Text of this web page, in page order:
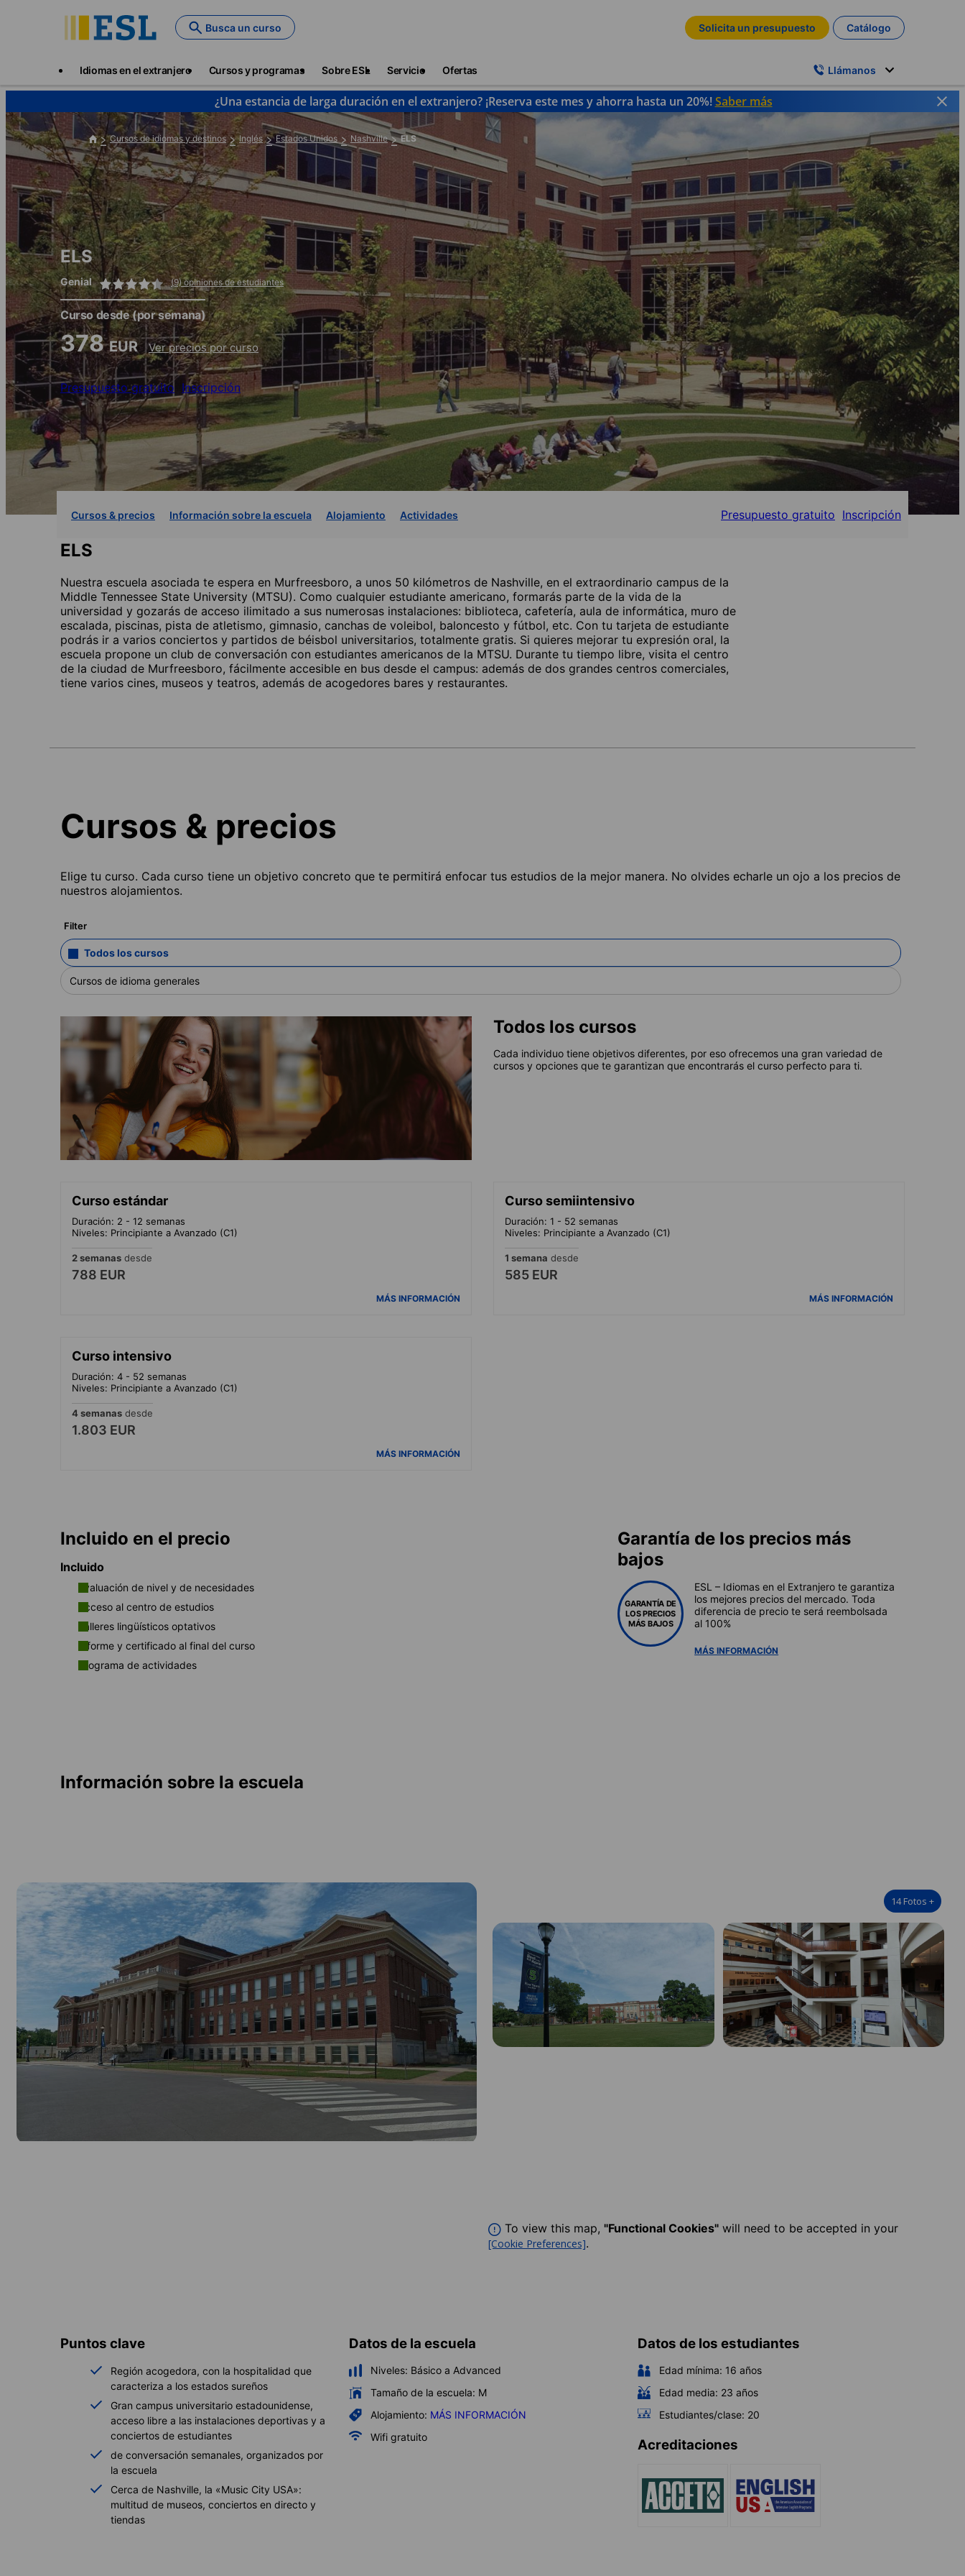
Busca un curso Solicita un presupuesto Catálogo
Idiomas en el extranjero Cursos y programas Sobre ESL Servicio Ofertas Llámanos
¿Una estancia de larga duración en el extranjero? ¡Reserva este mes y ahorra hasta un 20%!Saber más
Cursos de idiomas y destinos Inglés Estados Unidos Nashville ELS
ELS
Genial (9) opiniones de estudiantes
Curso desde(por semana)
378EUR Ver precios por curso
Presupuesto gratuito Inscripción
Cursos & precios Información sobre la escuela Alojamiento Actividades Presupuesto gratuito Inscripción
ELS
Nuestra escuela asociada te espera en Murfreesboro, a unos 50 kilómetros de Nashville, en el extraordinario campus de la
Middle Tennessee State University (MTSU). Como cualquier estudiante americano, formarás parte de la vida de la
universidad y gozarás de acceso ilimitado a sus numerosas instalaciones: biblioteca, cafetería, aula de informática, muro de
escalada, piscinas, pista de atletismo, gimnasio, canchas de voleibol, baloncesto y fútbol, etc. Con tu tarjeta de estudiante
podrás ir a varios conciertos y partidos de béisbol universitarios, totalmente gratis. Si quieres mejorar tu expresión oral, la
escuela propone un club de conversación con estudiantes americanos de la MTSU. Durante tu tiempo libre, visita el centro
de la ciudad de Murfreesboro, fácilmente accesible en bus desde el campus: además de dos grandes centros comerciales,
tiene varios cines, museos y teatros, además de acogedores bares y restaurantes.
Cursos & precios
Elige tu curso. Cada curso tiene un objetivo concreto que te permitirá enfocar tus estudios de la mejor manera. No olvides echarle un ojo a los precios de
nuestros alojamientos.
Filter
Todos los cursos
Cursos de idioma generales
Todos los cursos
Cada individuo tiene objetivos diferentes, por eso ofrecemos una gran variedad de
cursos y opciones que te garantizan que encontrarás el curso perfecto para ti.
Curso estándar
Duración: 2 - 12 semanas
Niveles: Principiante a Avanzado (C1)
2 semanas desde
788 EUR
MÁS INFORMACIÓN
Curso semiintensivo
Duración: 1 - 52 semanas
Niveles: Principiante a Avanzado (C1)
1 semana desde
585 EUR
MÁS INFORMACIÓN
Curso intensivo
Duración: 4 - 52 semanas
Niveles: Principiante a Avanzado (C1)
4 semanas desde
1.803 EUR
MÁS INFORMACIÓN
Incluido en el precio
Incluido
Evaluación de nivel y de necesidades
Acceso al centro de estudios
Talleres lingüísticos optativos
Informe y certificado al final del curso
Programa de actividades
Garantía de los precios más
bajos
GARANTÍA DE
LOS PRECIOS
MÁS BAJOS
ESL – Idiomas en el Extranjero te garantiza
los mejores precios del mercado. Toda
diferencia de precio te será reembolsada
al 100%
MÁS INFORMACIÓN
Información sobre la escuela
14Fotos +
To view this map, "Functional Cookies" will need to be accepted in your
[Cookie Preferences].
Puntos clave
Región acogedora, con la hospitalidad que
caracteriza a los estados sureños
Gran campus universitario estadounidense,
acceso libre a las instalaciones deportivas y a
conciertos de estudiantes
de conversación semanales, organizados por
la escuela
Cerca de Nashville, la «Music City USA»:
multitud de museos, conciertos en directo y
tiendas
Datos de la escuela
Niveles: Básico a Advanced
Tamaño de la escuela: M
Alojamiento: MÁS INFORMACIÓN
Wifi gratuito
Datos de los estudiantes
Edad mínima: 16 años
Edad media: 23 años
Estudiantes/clase: 20
Acreditaciones